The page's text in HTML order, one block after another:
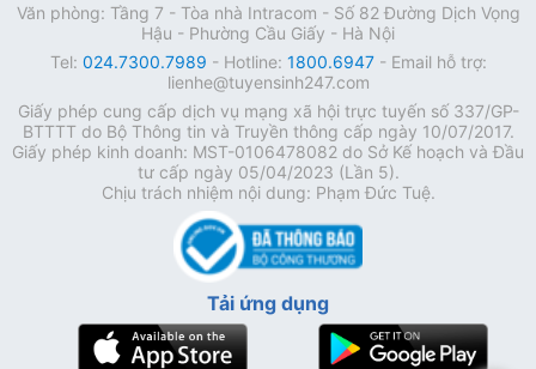
Văn phòng: Tầng 7 - Tòa nhà Intracom - Số 82 Đường Dịch Vọng
Hậu - Phường Cầu Giấy - Hà Nội
Tel: 024.7300.7989 - Hotline: 1800.6947- Email hỗ trợ:
lienhe@tuyensinh247.com
Giấy phép cung cấp dịch vụ mạng xã hội trực tuyến số 337/GP-
BTTTT do Bộ Thông tin và Truyền thông cấp ngày 10/07/2017.
Giấy phép kinh doanh: MST-0106478082 do Sở Kế hoạch và Đầu
tư cấp ngày 05/04/2023 (Lần 5).
Chịu trách nhiệm nội dung: Phạm Đức Tuệ.
Tải ứng dụng